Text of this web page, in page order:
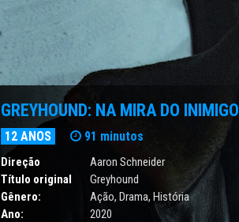
GREYHOUND: NA MIRA DO INIMIGO
12 ANOS 91 minutos
Direção
Aaron Schneider
Título original
Greyhound
Gênero:
Ação,Drama,História
Ano:
2020